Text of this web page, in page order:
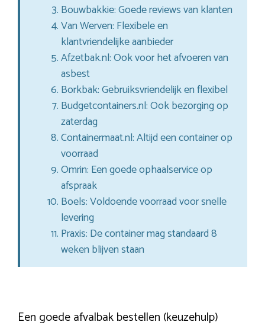
Bouwbakkie: Goede reviews van klanten
Van Werven: Flexibele en
klantvriendelijke aanbieder
Afzetbak.nl: Ook voor het afvoeren van
asbest
Borkbak: Gebruiksvriendelijk en flexibel
Budgetcontainers.nl: Ook bezorging op
zaterdag
Containermaat.nl: Altijd een container op
voorraad
Omrin: Een goede ophaalservice op
afspraak
Boels: Voldoende voorraad voor snelle
levering
Praxis: De container mag standaard 8
weken blijven staan
Een goede afvalbak bestellen (keuzehulp)